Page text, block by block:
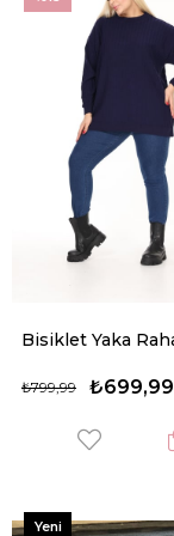
₺699,99
₺799,99
Yeni